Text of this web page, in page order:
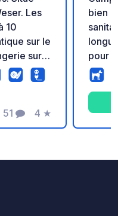
Les
10
sur le
sur
en ligne
51
Commentaires
4
Note
★
bien
pour
bon